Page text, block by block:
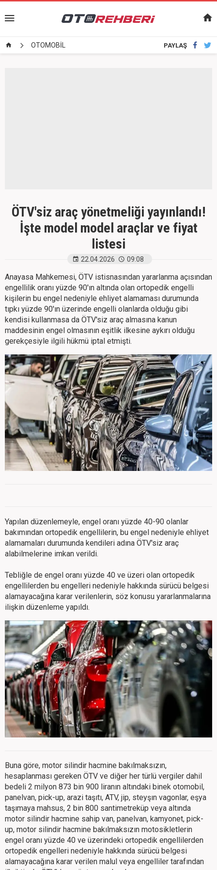
OTOMOBİL PAYLAŞ
ÖTV'siz araç yönetmeliği yayınlandı!
İşte model model araçlar ve fiyat
listesi
22.04.2026 09:08
Anayasa Mahkemesi, ÖTV istisnasından yararlanma açısından
engellilik oranı yüzde 90'ın altında olan ortopedik engelli
kişilerin bu engel nedeniyle ehliyet alamaması durumunda
tıpkı yüzde 90'ın üzerinde engelli olanlarda olduğu gibi
kendisi kullanmasa da ÖTV'siz araç almasına kanun
maddesinin engel olmasının eşitlik ilkesine aykırı olduğu
gerekçesiyle ilgili hükmü iptal etmişti.
Yapılan düzenlemeyle, engel oranı yüzde 40-90 olanlar
bakımından ortopedik engellilerin, bu engel nedeniyle ehliyet
alamamaları durumunda kendileri adına ÖTV'siz araç
alabilmelerine imkan verildi.
Tebliğle de engel oranı yüzde 40 ve üzeri olan ortopedik
engellilerden bu engelleri nedeniyle hakkında sürücü belgesi
alamayacağına karar verilenlerin, söz konusu yararlanmalarına
ilişkin düzenleme yapıldı.
Buna göre, motor silindir hacmine bakılmaksızın,
hesaplanması gereken ÖTV ve diğer her türlü vergiler dahil
bedeli 2 milyon 873 bin 900 liranın altındaki binek otomobil,
panelvan, pick-up, arazi taşıtı, ATV, jip, steyşın vagonlar, eşya
taşımaya mahsus, 2 bin 800 santimetreküp veya altında
motor silindir hacmine sahip van, panelvan, kamyonet, pick-
up, motor silindir hacmine bakılmaksızın motosikletlerin
engel oranı yüzde 40 ve üzerindeki ortopedik engellilerden
ortopedik engelleri nedeniyle hakkında sürücü belgesi
alamayacağına karar verilen malul veya engelliler tarafından